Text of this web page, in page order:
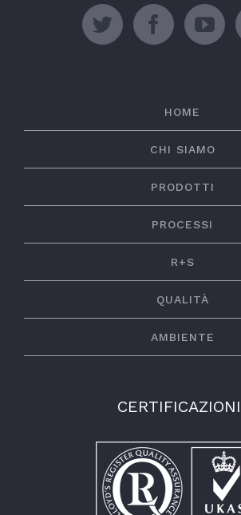
HOME
CHI SIAMO
PRODOTTI
PROCESSI
R+S
QUALITÀ
AMBIENTE
CERTIFICAZIONI